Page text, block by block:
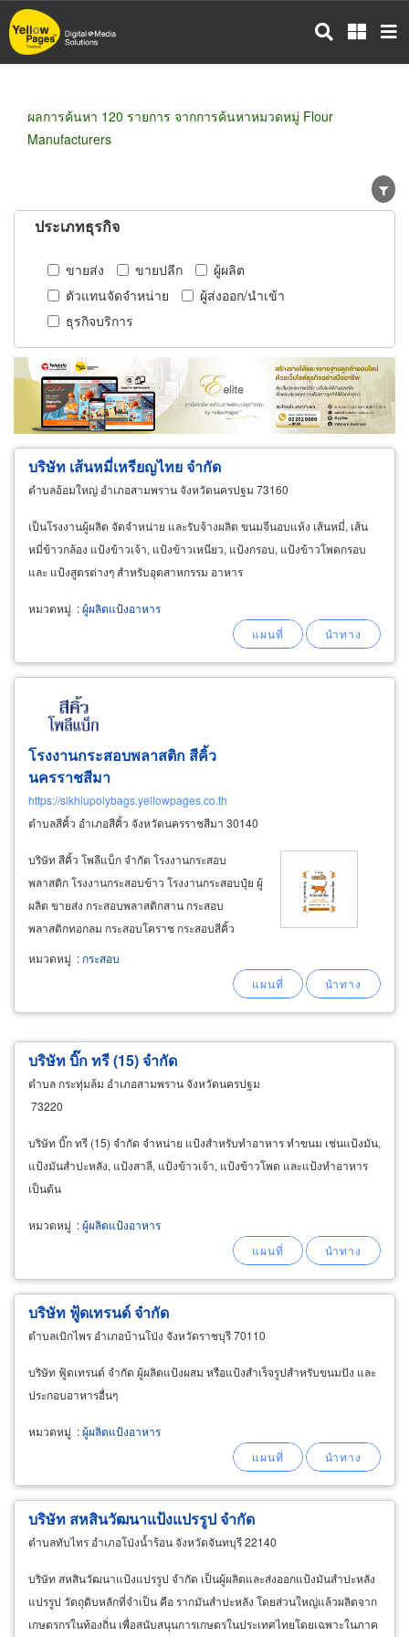
ข้าม
ไป
ผลการค้นหา 120 รายการ จากการค้นหาหมวดหมู่ Flour
Manufacturers
ประเภทธุรกิจ
ขายส่ง ขายปลีก
ผู้ผลิต
ตัวแทนจัดจำหน่าย
ผู้ส่งออก/นำเข้า
ธุรกิจบริการ
บริษัท เส้นหมี่เหรียญไทย จำกัด
ตำบลอ้อมใหญ่ อำเภอสามพราน จังหวัดนครปฐม 73160
เป็นโรงงานผู้ผลิต จัดจำหน่าย และรับจ้างผลิต ขนมจีนอบแห้ง เส้นหมี่, เส้น
หมี่ข้าวกล้อง แป้งข้าวเจ้า, แป้งข้าวเหนียว, แป้งกรอบ, แป้งข้าวโพดกรอบ
และ แป้งสูตรต่างๆ สำหรับอุตสาหกรรม อาหาร
หมวดหมู่ :ผู้ผลิตแป้งอาหาร
โรงงานกระสอบพลาสติก สีคิ้ว
นครราชสีมา
https://sikhiupolybags.yellowpages.co.th
ตำบลสีคิ้ว อำเภอสีคิ้ว จังหวัดนครราชสีมา 30140
บริษัท สีคิ้ว โพลีแบ็ก จำกัด โรงงานกระสอบ
พลาสติก โรงงานกระสอบข้าว โรงงานกระสอบปุ๋ย ผู้
ผลิต ขายส่ง กระสอบพลาสติกสาน กระสอบ
พลาสติกทอกลม กระสอบโคราช กระสอบสีคิ้ว
เย็บขนาดตามความต้องการของลูกค้า พร้อมงาน
ข้าว สำหรับใส่ผลผลิตจากชาวนา
หมวดหมู่ : กระสอบ
บริษัท บิ๊ก ทรี (15) จำกัด
ตำบล กระทุ่มล้ม อำเภอสามพราน จังหวัดนครปฐม
73220
บริษัท บิ๊ก ทรี (15) จำกัด จำหน่าย แป้งสำหรับทำอาหาร ทำขนม เช่นแป้งมัน,
แป้งมันสำปะหลัง, แป้งสาลี, แป้งข้าวเจ้า, แป้งข้าวโพด และแป้งทำอาหาร
เป็นต้น
หมวดหมู่ :ผู้ผลิตแป้งอาหาร
บริษัท ฟู้ดเทรนด์ จำกัด
ตำบลเบิกไพร อำเภอบ้านโป่ง จังหวัดราชบุรี 70110
บริษัท ฟู้ดเทรนด์ จำกัด ผู้ผลิตแป้งผสม หรือแป้งสำเร็จรูปสำหรับขนมปัง และ
ประกอบอาหารอื่นๆ
หมวดหมู่ :ผู้ผลิตแป้งอาหาร
บริษัท สหสินวัฒนาแป้งแปรรูป จำกัด
ตำบลทับไทร อำเภอโป่งน้ำร้อน จังหวัดจันทบุรี 22140
บริษัท สหสินวัฒนาแป้งแปรรูป จำกัด เป็นผู้ผลิตและส่งออกแป้งมันสำปะหลัง
แปรรูป วัตถุดิบหลักที่จำเป็น คือ รากมันสำปะหลัง โดยส่วนใหญ่แล้วผลิตจาก
เกษตรกรในท้องถิ่น เพื่อสนับสนุนการเกษตรในประเทศไทยโดยเฉพาะในภาค